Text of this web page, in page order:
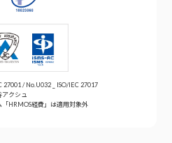
27001 / No.U032 _ ISO/IEC 27017
アクシュ
HRMOS経費」は適用対象外